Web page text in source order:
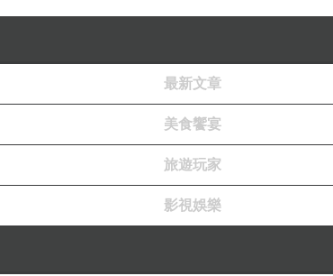
最新文章
美食饗宴
旅遊玩家
影視娛樂